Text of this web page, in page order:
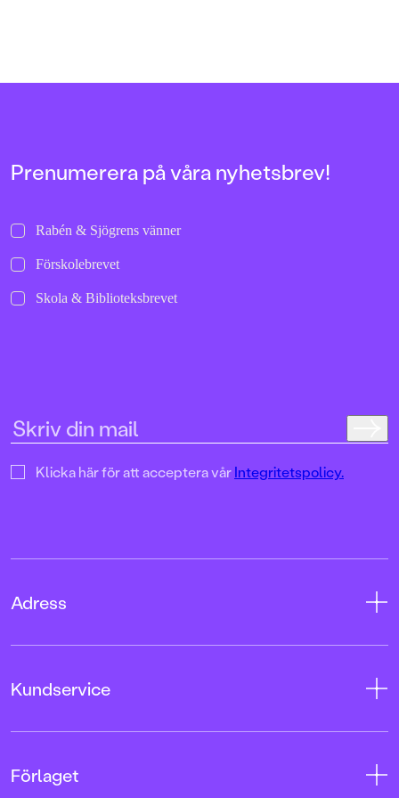
Prenumerera på våra nyhetsbrev!
Rabén & Sjögrens vänner
Förskolebrevet
Skola & Biblioteksbrevet
Klicka här för att acceptera vårIntegritetspolicy.
Adress
103 12 Stockholm
Kundservice
Kundservice
Förlaget